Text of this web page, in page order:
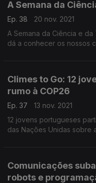
A Semana da
Ep. 38
20 nov. 2021
A Semana da Ciência e
dá a conhecer os nossos
Climes to Go: 12
rumo à COP26
Ep. 37
13 nov. 2021
12 jovens portugueses partiram de Cascais rumo à
das Nações Unidas sobre
Comunicações
robots e